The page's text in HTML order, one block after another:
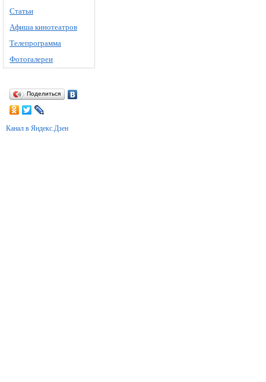
Статьи
Афиша кинотеатров
Телепрограмма
Фотогалереи
Поделиться
Канал в Яндекс.Дзен